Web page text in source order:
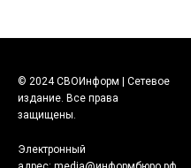
© 2024 СВОИнформ | Сетевое
издание. Все права
защищены.
Электронный